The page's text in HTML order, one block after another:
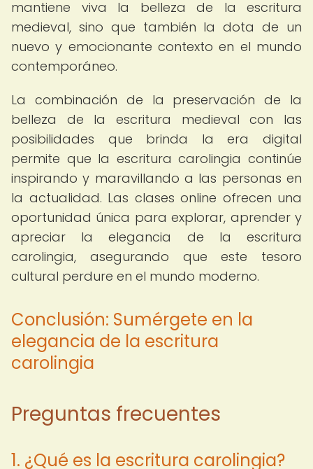
mantiene viva la belleza de la escritura
medieval, sino que también la dota de un
nuevo y emocionante contexto en el mundo
contemporáneo.
La combinación de la preservación de la
belleza de la escritura medieval con las
posibilidades que brinda la era digital
permite que la escritura carolingia continúe
inspirando y maravillando a las personas en
la actualidad. Las clases online ofrecen una
oportunidad única para explorar, aprender y
apreciar la elegancia de la escritura
carolingia, asegurando que este tesoro
cultural perdure en el mundo moderno.
Conclusión: Sumérgete en la
elegancia de la escritura
carolingia
Preguntas frecuentes
1. ¿Qué es la escritura carolingia?